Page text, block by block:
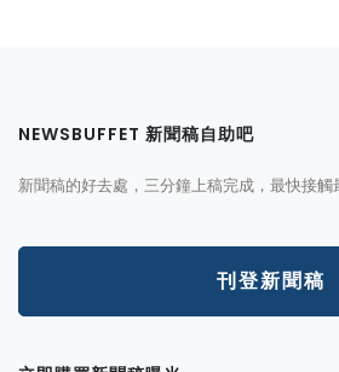
NEWSBUFFET 新聞稿自助吧
新聞稿的好去處，三分鐘上稿完成，最快接觸
刊登新聞稿